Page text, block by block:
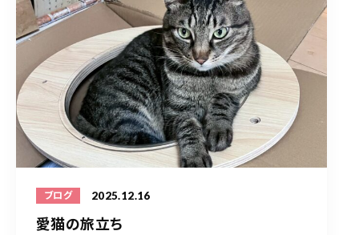
ブログ 2025.12.16
愛猫の旅立ち